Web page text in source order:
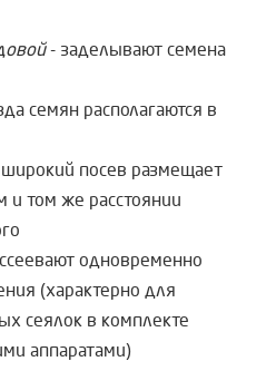
- заделывают семена
семян располагаются в
посев размещает
и том же расстоянии
одновременно
(характерно для
сеялок в комплекте
аппаратами)